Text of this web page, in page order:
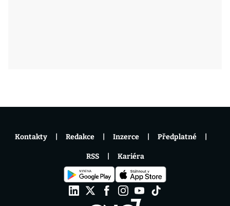
Kontakty Redakce Inzerce Předplatné
RSS Kariéra